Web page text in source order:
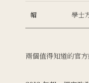
帽 學士
兩個值得知道的官方